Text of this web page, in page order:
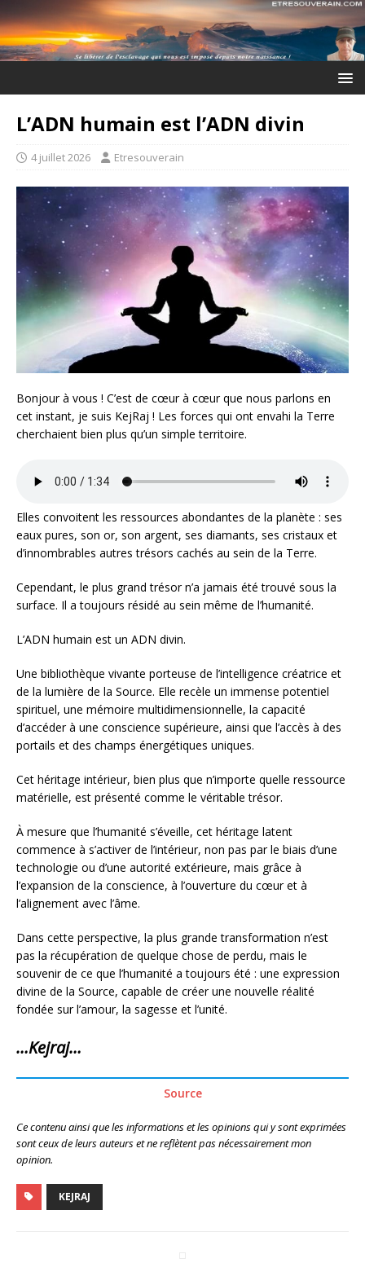
L’ADN humain est l’ADN divin
4 juillet 2026 Etresouverain
Bonjour à vous ! C’est de cœur à cœur que nous parlons en
cet instant, je suis KejRaj ! Les forces qui ont envahi la Terre
cherchaient bien plus qu’un simple territoire.
Elles convoitent les ressources abondantes de la planète : ses
eaux pures, son or, son argent, ses diamants, ses cristaux et
d’innombrables autres trésors cachés au sein de la Terre.
Cependant, le plus grand trésor n’a jamais été trouvé sous la
surface. Il a toujours résidé au sein même de l’humanité.
L’ADN humain est un ADN divin.
Une bibliothèque vivante porteuse de l’intelligence créatrice et
de la lumière de la Source. Elle recèle un immense potentiel
spirituel, une mémoire multidimensionnelle, la capacité
d’accéder à une conscience supérieure, ainsi que l’accès à des
portails et des champs énergétiques uniques.
Cet héritage intérieur, bien plus que n’importe quelle ressource
matérielle, est présenté comme le véritable trésor.
À mesure que l’humanité s’éveille, cet héritage latent
commence à s’activer de l’intérieur, non pas par le biais d’une
technologie ou d’une autorité extérieure, mais grâce à
l’expansion de la conscience, à l’ouverture du cœur et à
l’alignement avec l’âme.
Dans cette perspective, la plus grande transformation n’est
pas la récupération de quelque chose de perdu, mais le
souvenir de ce que l’humanité a toujours été : une expression
divine de la Source, capable de créer une nouvelle réalité
fondée sur l’amour, la sagesse et l’unité.
…Kejraj…
Source
Ce contenu ainsi que les informations et les opinions qui y sont exprimées
sont ceux de leurs auteurs et ne reflètent pas nécessairement mon
opinion.
KEJRAJ